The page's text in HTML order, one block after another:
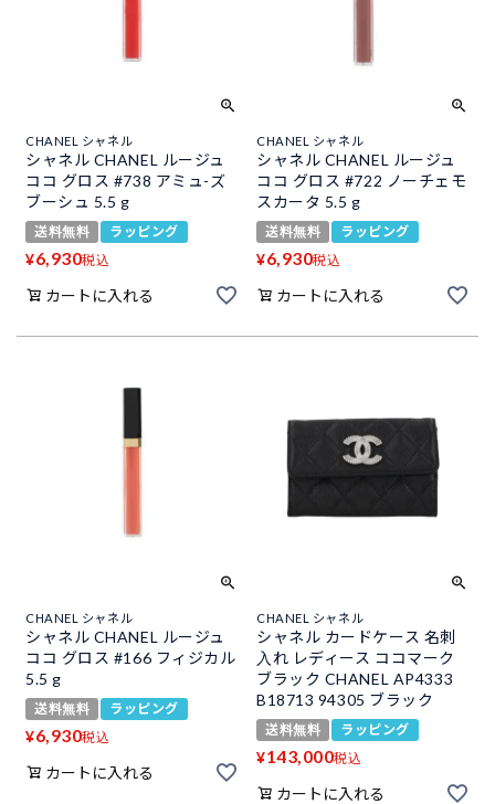
CHANEL シャネル
シャネル CHANEL ルージュ
ココ グロス #738 アミュ-ズ
ブーシュ 5.5 g
送料無料 ラッピング
¥6,930税込
カートに入れる
CHANEL シャネル
シャネル CHANEL ルージュ
ココ グロス #722 ノーチェモ
スカータ 5.5 g
送料無料 ラッピング
¥6,930税込
カートに入れる
CHANEL シャネル
シャネル CHANEL ルージュ
ココ グロス #166 フィジカル
5.5 g
送料無料 ラッピング
¥6,930税込
カートに入れる
CHANEL シャネル
シャネル カードケース 名刺
入れ レディース ココマーク
ブラック CHANEL AP4333
B18713 94305 ブラック
送料無料 ラッピング
¥143,000税込
カートに入れる